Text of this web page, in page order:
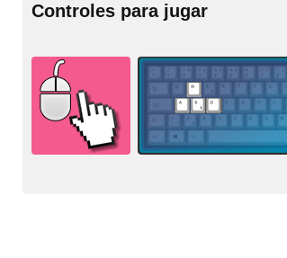
Controles para jugar